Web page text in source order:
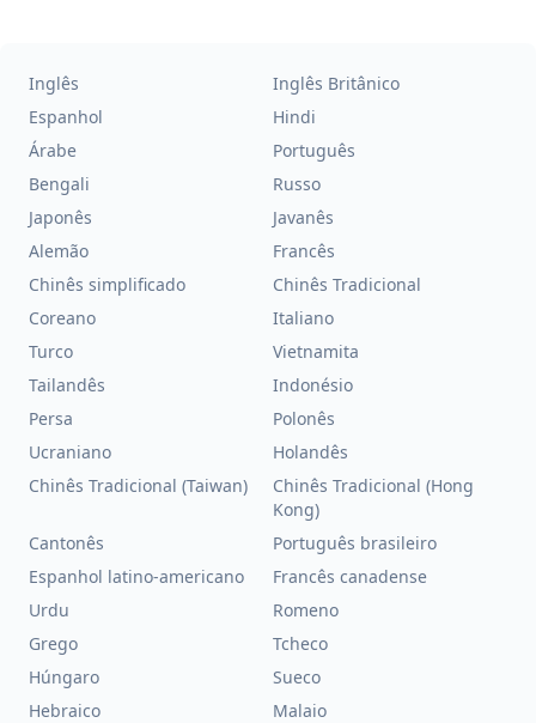
Inglês
Inglês Britânico
Espanhol
Hindi
Árabe
Português
Bengali
Russo
Japonês
Javanês
Alemão
Francês
Chinês simplificado
Chinês Tradicional
Coreano
Italiano
Turco
Vietnamita
Tailandês
Indonésio
Persa
Polonês
Ucraniano
Holandês
Chinês Tradicional (Taiwan)
Chinês Tradicional (Hong
Kong)
Cantonês
Português brasileiro
Espanhol latino-americano
Francês canadense
Urdu
Romeno
Grego
Tcheco
Húngaro
Sueco
Hebraico
Malaio